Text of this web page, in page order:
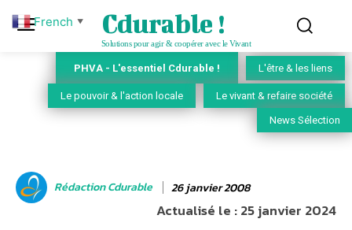
Cdurable !
Solutions pour agir & coopérer avec le Vivant
PHVA - L'essentiel Cdurable ! L'être & les liens
Le pouvoir & l'action locale Le vivant & refaire société
News Sélection
Rédaction Cdurable 26 janvier 2008
Actualisé le :25 janvier 2024
French ▼